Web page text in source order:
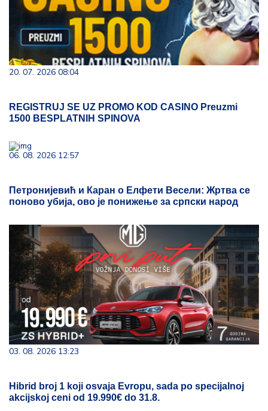
20. 07. 2026 08:04
REGISTRUJ SE UZ PROMO KOD CASINO Preuzmi
1500 BESPLATNIH SPINOVA
06. 08. 2026 12:57
Петронијевић и Каран о Елфети Весели: Жртва се
поново убија, ово је понижење за српски народ
03. 08. 2026 13:23
Hibrid broj 1 koji osvaja Evropu, sada po specijalnoj
akcijskoj ceni od 19.990€ do 31.8.